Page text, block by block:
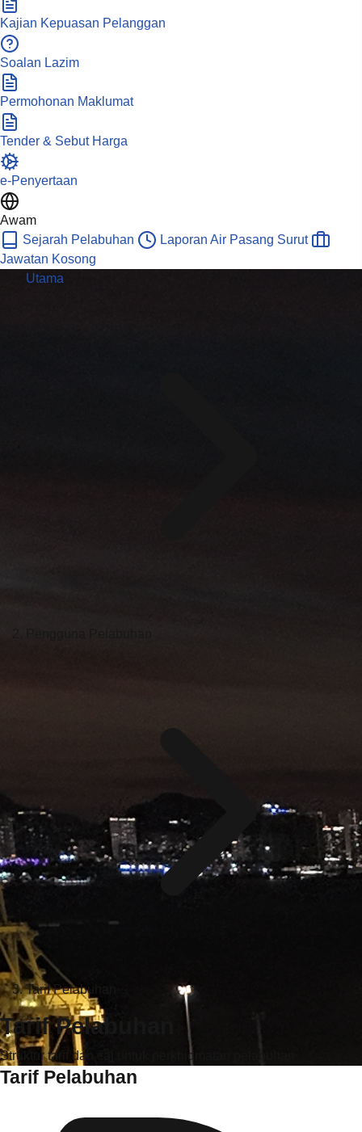
Kajian Kepuasan Pelanggan
Soalan Lazim
Permohonan Maklumat
Tender & Sebut Harga
e-Penyertaan
Awam
Sejarah Pelabuhan
Laporan Air Pasang Surut
Jawatan Kosong
Utama
Tarif Pelabuhan
Tarif Pelabuhan
Struktur tarif dan caj untuk perkhidmatan pelabuhan
Tarif Pelabuhan